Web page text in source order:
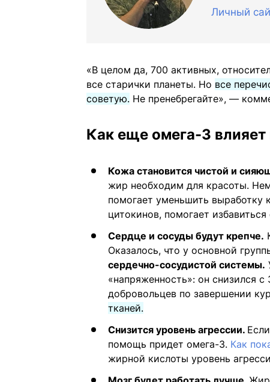
Личный
«В целом да, 700 активных,
все старички планеты. Но все
советую. Не пренебрегайте», —
Как еще омега-3 влияет
Кожа становится чистой и
жир необходим для красоты.
помогает уменьшить выработку
цитокинов, помогает
Сердце и сосуды будут крепче.
Оказалось, что у основной
сердечно-сосудистой системы.
«напряженность»: он снизился
добровольцев по завершении
тканей.
Снизится уровень агрессии.
помощь придет омега-3. Как
жирной кислоты уровень